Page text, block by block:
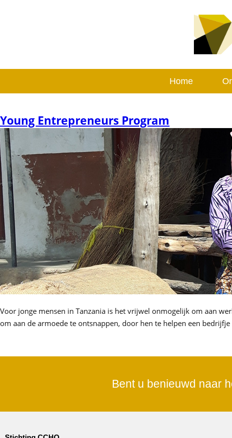
Home
Young Entrepreneurs Program
Voor jonge mensen in Tanzania is het vrijwel onmogelijk om aan
om aan de armoede te ontsnappen, door hen te helpen een
Bent u benieuwd naar